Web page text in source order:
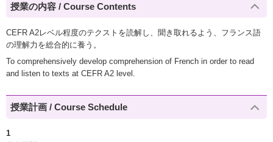
授業の内容 / Course Contents
CEFR A2レベル程度のテクストを読解し、聞き取れるよう、フランス語
の理解力を総合的に養う。
To comprehensively develop comprehension of French in order to read
and listen to texts at CEFR A2 level.
授業計画 / Course Schedule
1